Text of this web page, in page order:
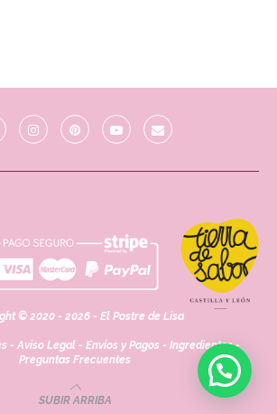
© 2020 - 2026 - El Postre de Lisa
- Aviso Legal - Envíos y Pagos - Ingredientes-
Preguntas Frecuentes
SUBIR ARRIBA